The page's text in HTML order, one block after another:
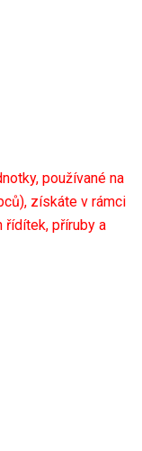
používané na
získáte v rámci
řídítek, příruby a